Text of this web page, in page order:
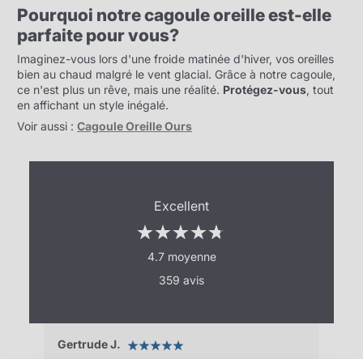
Pourquoi notre cagoule oreille est-elle
parfaite pour vous?
Imaginez-vous lors d'une froide matinée d'hiver, vos oreilles
bien au chaud malgré le vent glacial. Grâce à notre cagoule,
ce n'est plus un rêve, mais une réalité. Protégez-vous, tout
en affichant un style inégalé.
Voir aussi : Cagoule Oreille Ours
Excellent
4.7 moyenne
359 avis
Gertrude J.